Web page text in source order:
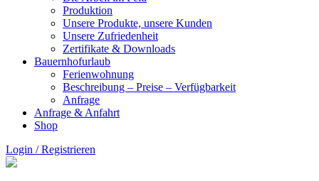
Produktion
Unsere Produkte, unsere Kunden
Unsere Zufriedenheit
Zertifikate & Downloads
Bauernhofurlaub
Ferienwohnung
Beschreibung – Preise – Verfügbarkeit
Anfrage
Anfrage & Anfahrt
Shop
Login / Registrieren